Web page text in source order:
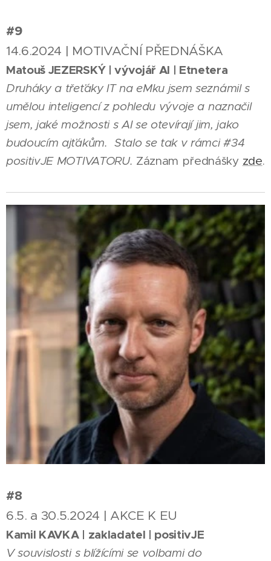
#9
14.6.2024 | MOTIVAČNÍ PŘEDNÁŠKA
Matouš JEZERSKÝ | vývojář AI | Etnetera
Druháky a třeťáky IT na eMku jsem seznámil s
umělou inteligencí z pohledu vývoje a naznačil
jsem, jaké možnosti s AI se otevírají jim, jako
budoucím ajťákům. Stalo se tak v rámci #34
positivJE MOTIVATORU. Záznam přednášky zde.
#8
6.5. a 30.5.2024 | AKCE K EU
Kamil KAVKA | zakladatel | positivJE
V souvislosti s blížícími se volbami do